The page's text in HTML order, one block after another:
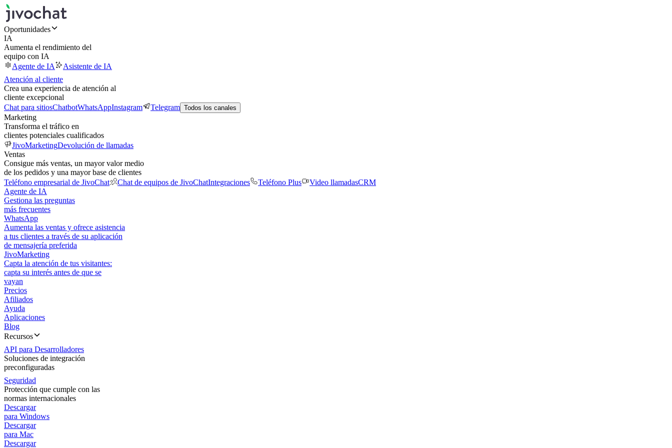
Oportunidades
IA
Aumenta el rendimiento del
equipo con IA
Agente de IA
Asistente de IA
Atención al cliente
Crea una experiencia de atención al
cliente excepcional
Chat para sitiosChatbotWhatsAppInstagram Telegram Todos los canales
Marketing
Transforma el tráfico en
clientes potenciales cualificados
JivoMarketingDevolución de llamadas
Ventas
Consigue más ventas, un mayor valor medio
de los pedidos y una mayor base de clientes
Teléfono empresarial de JivoChat
Chat de equipos de JivoChatIntegraciones Teléfono Plus Video llamadasCRM
Agente de IA
Gestiona las preguntas
más frecuentes
WhatsApp
Aumenta las ventas y ofrece asistencia
a tus clientes a través de su aplicación
de mensajería preferida
JivoMarketing
Capta la atención de tus visitantes:
capta su interés antes de que se
vayan
Precios
Afiliados
Ayuda
Aplicaciones
Blog
Recursos
API para Desarrolladores
Soluciones de integración
preconfiguradas
Seguridad
Protección que cumple con las
normas internacionales
Descargar
para Windows
Descargar
para Mac
Descargar